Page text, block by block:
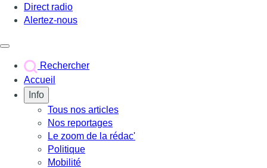
Direct radio
Alertez-nous
Rechercher
Accueil
Info
Tous nos articles
Nos reportages
Le zoom de la rédac'
Politique
Mobilité